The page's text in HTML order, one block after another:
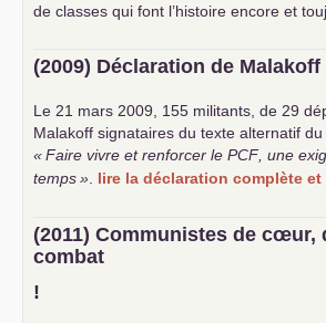
de classes qui font l’histoire encore et
(2009) Déclaration de Malakoff
Le 21 mars 2009, 155 militants, de 29
Malakoff signataires du texte alternatif du
«Faire vivre et renforcer le PCF , une
temps» lire la déclaration complète
(2011) Communistes de cœur,
combat
!